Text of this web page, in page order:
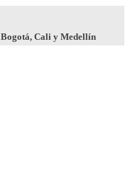
Bogotá, Cali y Medellín